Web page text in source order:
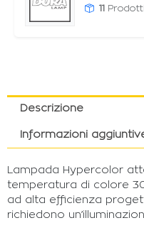
Descrizione
Informazioni
Lampada Hypercolor
temperatura di colore
ad alta efficienza
richiedono